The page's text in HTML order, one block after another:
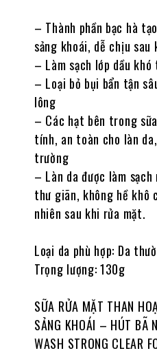
– Thành phần bạc hà
sảng khoái, dễ chịu sau
– Làm sạch lớp dầu
– Loại bỏ bụi bẩn tận
lông
– Các hạt bên trong
tính, an toàn cho làn
trường
– Làn da được làm
thư giãn, không hề khô
nhiên sau khi rửa mặt.
Loại da phù hợp: Da
Trọng lượng: 130g
SỮA RỬA MẶT THAN
SẢNG KHOÁI – HÚT BÃ
WASH STRONG CLEAR